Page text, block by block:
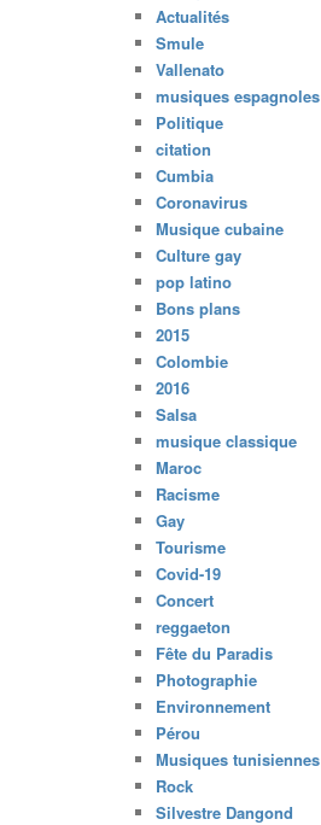
Actualités
Smule
Vallenato
musiques espagnoles
Politique
citation
Cumbia
Coronavirus
Musique cubaine
Culture gay
pop latino
Bons plans
2015
Colombie
2016
Salsa
musique classique
Maroc
Racisme
Gay
Tourisme
Covid-19
Concert
reggaeton
Fête du Paradis
Photographie
Environnement
Pérou
Musiques tunisiennes
Rock
Silvestre Dangond